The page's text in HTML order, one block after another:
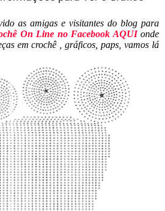
as amigas e visitantes do blog para
On Line no Facebook AQUIonde
em crochê , gráficos, paps, vamos lá